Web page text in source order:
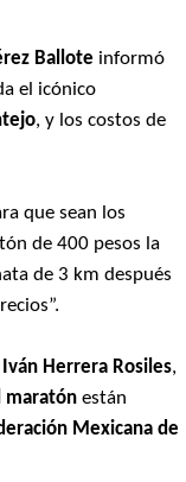
Ballote informó
el icónico
, y los costos de
que sean los
de 400 pesos la
de 3 km después
Iván Herrera Rosiles,
maratón están
Mexicana de